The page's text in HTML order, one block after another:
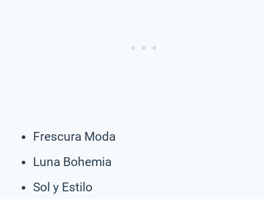
Frescura Moda
Luna Bohemia
Sol y Estilo